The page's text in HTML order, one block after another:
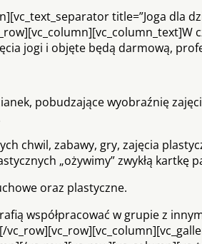
title=”Joga dla
jogi i objęte będą darmową,
pobudzające wyobraźnię
chwil, zabawy, gry, zajęcia
„ożywimy” zwykłą kartkę
oraz plastyczne.
współpracować w grupie z